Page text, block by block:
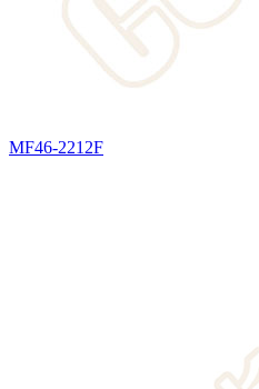
MF46-2212F